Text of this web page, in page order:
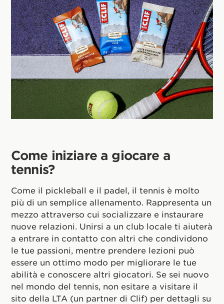
Come iniziare a giocare a
tennis?
Come il pickleball e il padel, il tennis è molto
più di un semplice allenamento. Rappresenta un
mezzo attraverso cui socializzare e instaurare
nuove relazioni. Unirsi a un club locale ti aiuterà
a entrare in contatto con altri che condividono
le tue passioni, mentre prendere lezioni può
essere un ottimo modo per migliorare le tue
abilità e conoscere altri giocatori. Se sei nuovo
nel mondo del tennis, non esitare a visitare il
sito della LTA (un partner di Clif) per dettagli su